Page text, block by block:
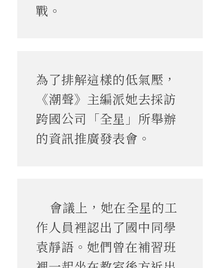
戰。
為了排解這樣的低氣壓，
《潮聲》主編派她去採訪
跨國公司「全星」所舉辦
的資訊推廣發表會。
會議上，她在全星的工
作人員裡認出了國中同學
袁靜語。她們曾在補習班